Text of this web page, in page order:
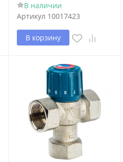
В наличии
Артикул 10017423
В корзину